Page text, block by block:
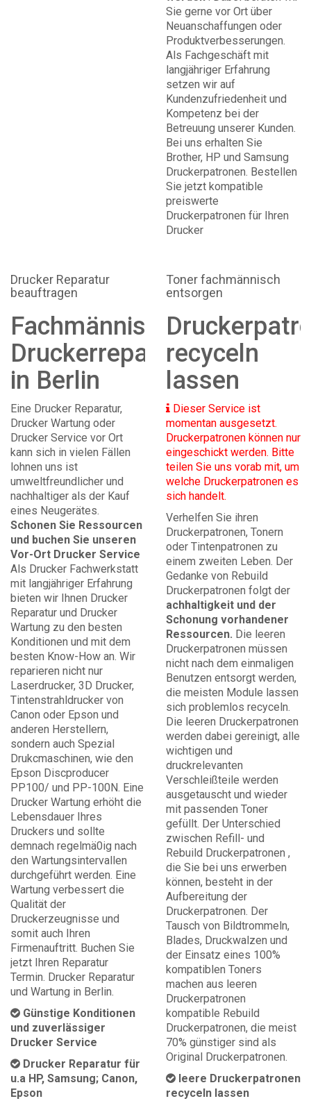
Sie gerne vor Ort über
Neuanschaffungen oder
Produktverbesserungen.
Als Fachgeschäft mit
langjähriger Erfahrung
setzen wir auf
Kundenzufriedenheit und
Kompetenz bei der
Betreuung unserer Kunden.
Bei uns erhalten Sie
Brother, HP und Samsung
Druckerpatronen. Bestellen
Sie jetzt kompatible
preiswerte
Druckerpatronen für Ihren
Drucker
Drucker Reparatur
beauftragen
Fachmännische
Druckerreparatur
in Berlin
Eine Drucker Reparatur,
Drucker Wartung oder
Drucker Service vor Ort
kann sich in vielen Fällen
lohnen uns ist
umweltfreundlicher und
nachhaltiger als der Kauf
eines Neugerätes.
Schonen Sie Ressourcen
und buchen Sie unseren
Vor-Ort Drucker Service
Als Drucker Fachwerkstatt
mit langjähriger Erfahrung
bieten wir Ihnen Drucker
Reparatur und Drucker
Wartung zu den besten
Konditionen und mit dem
besten Know-How an. Wir
reparieren nicht nur
Laserdrucker, 3D Drucker,
Tintenstrahldrucker von
Canon oder Epson und
anderen Herstellern,
sondern auch Spezial
Drukcmaschinen, wie den
Epson Discproducer
PP100/ und PP-100N. Eine
Drucker Wartung erhöht die
Lebensdauer Ihres
Druckers und sollte
demnach regelmä0ig nach
den Wartungsintervallen
durchgeführt werden. Eine
Wartung verbessert die
Qualität der
Druckerzeugnisse und
somit auch Ihren
Firmenauftritt. Buchen Sie
jetzt Ihren Reparatur
Termin. Drucker Reparatur
und Wartung in Berlin.
Günstige Konditionen
und zuverlässiger
Drucker Service
Drucker Reparatur für
u.a HP, Samsung; Canon,
Epson
Toner fachmännisch
entsorgen
recyceln
lassen
Dieser Service ist
momentan ausgesetzt.
Druckerpatronen können nur
eingeschickt werden. Bitte
teilen Sie uns vorab mit, um
welche Druckerpatronen es
sich handelt.
Verhelfen Sie ihren
Druckerpatronen, Tonern
oder Tintenpatronen zu
einem zweiten Leben. Der
Gedanke von Rebuild
Druckerpatronen folgt der
achhaltigkeit und der
Schonung vorhandener
Ressourcen. Die leeren
Druckerpatronen müssen
nicht nach dem einmaligen
Benutzen entsorgt werden,
die meisten Module lassen
sich problemlos recyceln.
Die leeren Druckerpatronen
werden dabei gereinigt, alle
wichtigen und
druckrelevanten
Verschleißteile werden
ausgetauscht und wieder
mit passenden Toner
gefüllt. Der Unterschied
zwischen Refill- und
Rebuild Druckerpatronen ,
die Sie bei uns erwerben
können, besteht in der
Aufbereitung der
Druckerpatronen. Der
Tausch von Bildtrommeln,
Blades, Druckwalzen und
der Einsatz eines 100%
kompatiblen Toners
machen aus leeren
Druckerpatronen
kompatible Rebuild
Druckerpatronen, die meist
70% günstiger sind als
Original Druckerpatronen.
leere Druckerpatronen
recyceln lassen